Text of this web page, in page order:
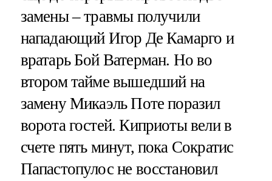
замены – травмы получили
нападающий Игор Де Камарго и
вратарь Бой Ватерман. Но во
втором тайме вышедший на
замену Микаэль Поте поразил
ворота гостей. Киприоты вели в
счете пять минут, пока Сократис
Папастопулос не восстановил